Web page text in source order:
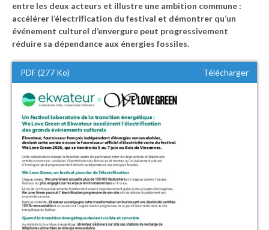
entre les deux acteurs et illustre une ambition commune :
accélérer l’électrification du festival et démontrer qu’un
événement culturel d’envergure peut progressivement
réduire sa dépendance aux énergies fossiles.
PDF (277 Ko) Télécharger